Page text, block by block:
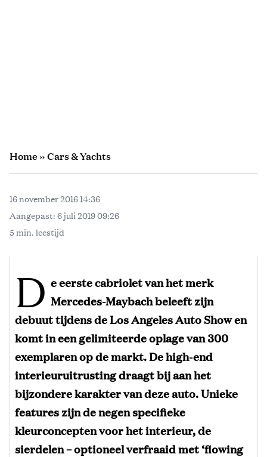
Home»Cars & Yachts
16 november 2016 14:36
Aangepast: 6 juli 2019 09:26
5 min. leestijd
D e eerste cabriolet van het merk
Mercedes-Maybach beleeft zijn
debuut tijdens de Los Angeles Auto Show en
komt in een gelimiteerde oplage van 300
exemplaren op de markt. De high-end
interieuruitrusting draagt bij aan het
bijzondere karakter van deze auto. Unieke
features zijn de negen specifieke
kleurconcepten voor het interieur, de
sierdelen – optioneel verfraaid met ‘flowing